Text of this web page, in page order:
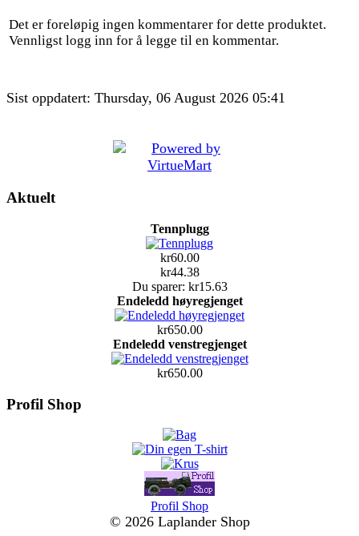
Det er foreløpig ingen kommentarer for dette produktet.
Vennligst logg inn for å legge til en kommentar.
Sist oppdatert: Thursday, 06 August 2026 05:41
Aktuelt
Tennplugg
kr60.00
kr44.38
Du sparer: kr15.63
Endeledd høyregjenget
kr650.00
Endeledd venstregjenget
kr650.00
Profil Shop
Profil Shop
© 2026 Laplander Shop